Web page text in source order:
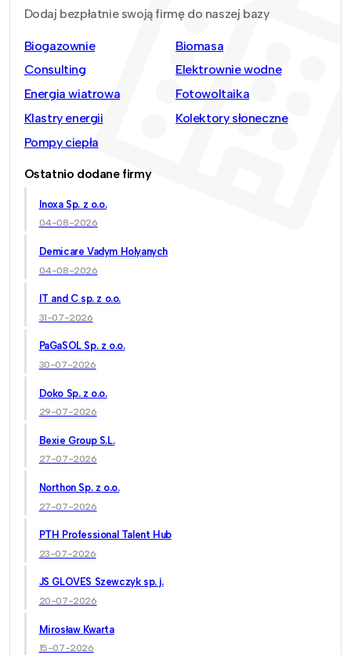
Dodaj bezpłatnie swoją firmę do naszej bazy
Biogazownie
Biomasa
Consulting
Elektrownie wodne
Energia wiatrowa
Fotowoltaika
Klastry energii
Kolektory słoneczne
Pompy ciepła
Ostatnio dodane firmy
Inoxa Sp. z o.o.
04-08-2026
Demicare Vadym Holyanych
04-08-2026
IT and C sp. z o.o.
31-07-2026
PaGaSOL Sp. z o.o.
30-07-2026
Doko Sp. z o.o.
29-07-2026
Bexie Group S.L.
27-07-2026
Northon Sp. z o.o.
27-07-2026
PTH Professional Talent Hub
23-07-2026
JS GLOVES Szewczyk sp. j.
20-07-2026
Mirosław Kwarta
15-07-2026